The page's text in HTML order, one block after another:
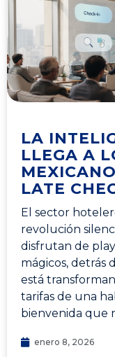
LA
LLEGA A
LATE
El sector
revolución
disfrutan de
mágicos, detrás
está
tarifas de una
bienvenida que
enero 8, 2026